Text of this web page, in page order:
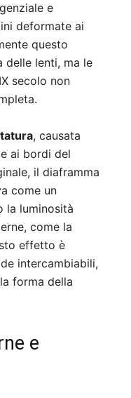
e
deformate ai
questo
lenti, ma le
secolo non
.
, causata
ai bordi del
il diaframma
come un
la luminosità
come la
effetto è
intercambiabili,
forma della
e